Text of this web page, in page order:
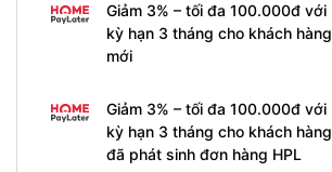
Giảm 3% – tối đa 100.000đ với
kỳ hạn 3 tháng cho khách hàng
mới
Giảm 3% – tối đa 100.000đ với
kỳ hạn 3 tháng cho khách hàng
đã phát sinh đơn hàng HPL